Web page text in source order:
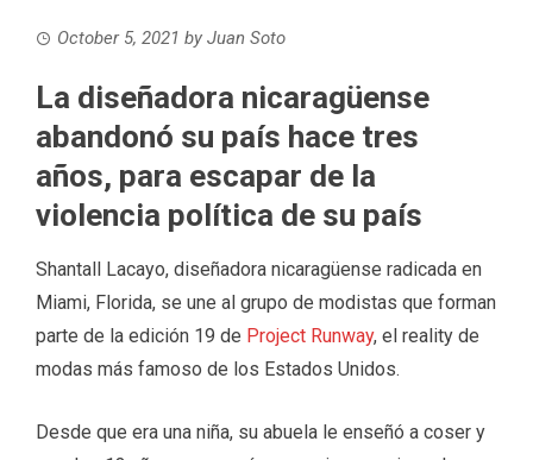
October 5, 2021 by Juan Soto
La diseñadora nicaragüense
abandonó su país hace tres
años, para escapar de la
violencia política de su país
Shantall Lacayo, diseñadora nicaragüense radicada en
Miami, Florida, se une al grupo de modistas que forman
parte de la edición 19 de Project Runway, el reality de
modas más famoso de los Estados Unidos.
Desde que era una niña, su abuela le enseñó a coser y